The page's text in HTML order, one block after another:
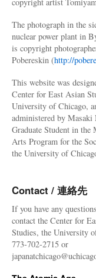
The photograph in the
nuclear power plant in
is copyright
Pobereskin (http://
This website was
Center for East Asian
University of Chicago,
administered by Masaki
Graduate Student in the
Arts Program for the
the University of
Contact / 連絡先
If you have any
contact the Center for
Studies, the University
773-702-2715 or